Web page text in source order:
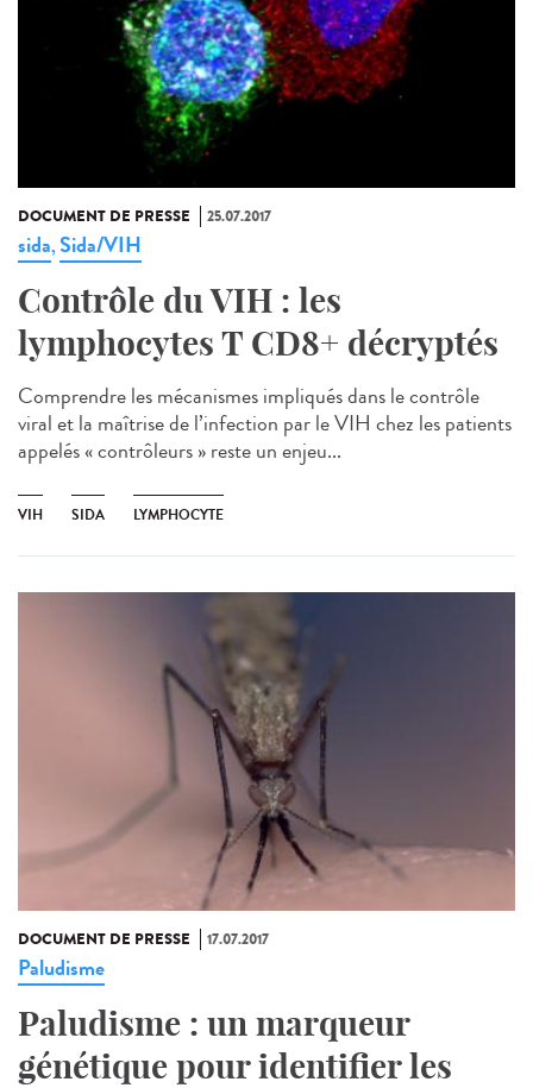
DOCUMENT DE PRESSE 25.07.2017
sida,Sida/VIH
Contrôle du VIH : les
lymphocytes T CD8+ décryptés
Comprendre les mécanismes impliqués dans le contrôle
viral et la maîtrise de l’infection par le VIH chez les patients
appelés « contrôleurs » reste un enjeu...
VIH SIDA LYMPHOCYTE
DOCUMENT DE PRESSE 17.07.2017
Paludisme
Paludisme : un marqueur
génétique pour identifier les